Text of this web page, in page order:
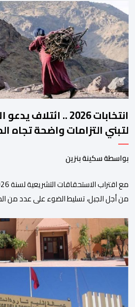
والمجالس الجهوية للهيئة إلى جانب الهيئة
هذه المنصة، التي تم إطلاقها في إطار
والتحول الرقمي، تشكل خطوة مهمة في
انتخابات 2026 ..
لتبني التزامات واضحة تجاه
بواسطة سكينة بنزين
من أجل الجبل، تسليط الضوء على عدد من
فيها الأحزاب
المنتظرة، في إطار تعاقد سياسي مع
الوعود الانتخابية إلى التزامات عملية […]